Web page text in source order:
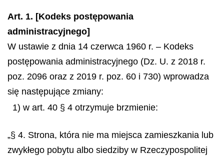
Art. 1. [Kodeks postępowania
administracyjnego]
W ustawie z dnia 14 czerwca 1960 r. – Kodeks
postępowania administracyjnego (Dz. U. z 2018 r.
poz. 2096 oraz z 2019 r. poz. 60 i 730) wprowadza
się następujące zmiany:
1) w art. 40 § 4 otrzymuje brzmienie:
„§ 4. Strona, która nie ma miejsca zamieszkania lub
zwykłego pobytu albo siedziby w Rzeczypospolitej